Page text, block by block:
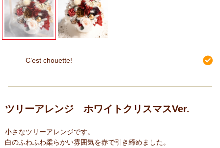
C’est chouette!
ツリーアレンジ ホワイトクリスマスVer.
小さなツリーアレンジです。
白のふわふわ柔らかい雰囲気を赤で引き締めました。